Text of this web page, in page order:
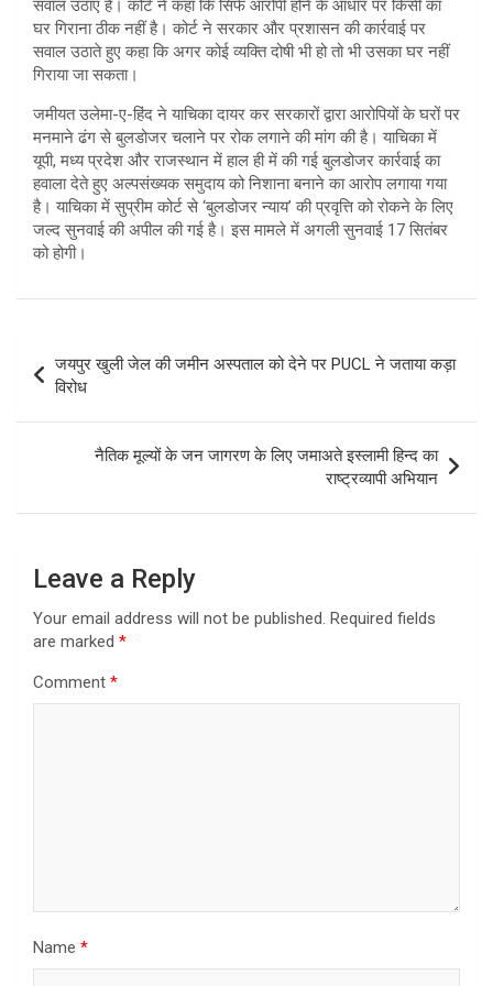
सवाल उठाए हैं। कोर्ट ने कहा कि सिर्फ आरोपी होने के आधार पर किसी का
घर गिराना ठीक नहीं है। कोर्ट ने सरकार और प्रशासन की कार्रवाई पर
सवाल उठाते हुए कहा कि अगर कोई व्यक्ति दोषी भी हो तो भी उसका घर नहीं
गिराया जा सकता।
जमीयत उलेमा-ए-हिंद ने याचिका दायर कर सरकारों द्वारा आरोपियों के घरों पर
मनमाने ढंग से बुलडोजर चलाने पर रोक लगाने की मांग की है। याचिका में
यूपी, मध्य प्रदेश और राजस्थान में हाल ही में की गई बुलडोजर कार्रवाई का
हवाला देते हुए अल्पसंख्यक समुदाय को निशाना बनाने का आरोप लगाया गया
है। याचिका में सुप्रीम कोर्ट से ‘बुलडोजर न्याय’ की प्रवृत्ति को रोकने के लिए
जल्द सुनवाई की अपील की गई है। इस मामले में अगली सुनवाई 17 सितंबर
को होगी।
navigation
जयपुर खुली जेल की जमीन अस्पताल को देने पर PUCL ने जताया कड़ा
विरोध
नैतिक मूल्यों के जन जागरण के लिए जमाअते इस्लामी हिन्द का
राष्ट्रव्यापी अभियान
Leave a Reply
Your email address will not be published. Required fields
are marked *
Comment *
Name *